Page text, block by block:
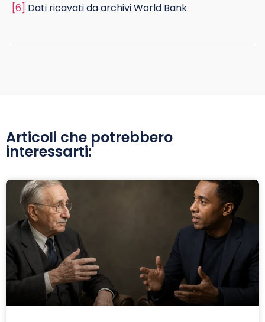
[6] Dati ricavati da archivi World Bank
Articoli che potrebbero
interessarti: